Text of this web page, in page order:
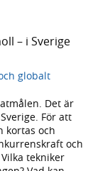
– i Sverige
globalt
Det är
För att
kortas och
och
tekniker